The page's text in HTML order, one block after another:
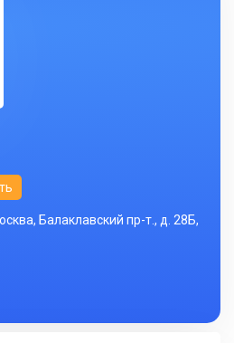
Балаклавский пр-т., д. 28Б,